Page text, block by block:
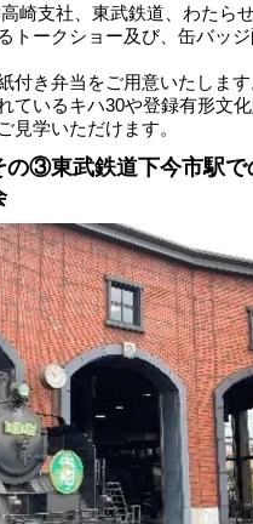
崎支社、東武鉄道、わたら
トークショー及び、缶バッ
き弁当をご用意いたします
ているキハ30や登録有形文化
見学いただけます。
の③東武鉄道下今市駅で